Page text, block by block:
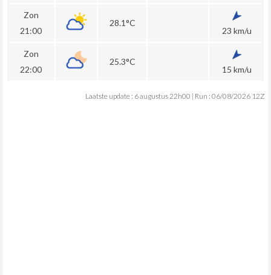
Zon
21:00
28.1°C
23 km/u
Zon
22:00
25.3°C
15 km/u
Laatste update : 6 augustus 22h00 | Run : 06/08/2026 12Z